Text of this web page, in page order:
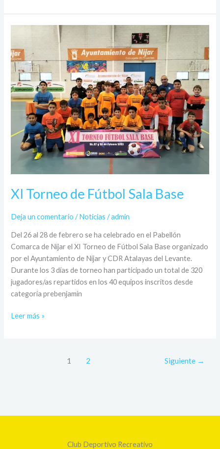
XI Torneo de Fútbol Sala Base
Deja un comentario /Noticias /admin
Del 26 al 28 de febrero se ha celebrado en el Pabellón
Comarca de Níjar el XI Torneo de Fútbol Sala Base organizado
por el Ayuntamiento de Níjar y CDR Atalayas del Levante.
Durante los 3 días de torneo han participado un total de 320
jugadores/as repartidos en los 40 equipos inscritos desde
categoría prebenjamín
de
Fútbol
Sala
Base
Leer más »
1 2 Siguiente →
Club Deportivo Recreativo